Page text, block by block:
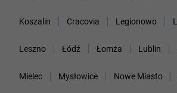
Koszalin Cracovia Legionowo
Leszno Łódź Łomża Lublin
Mielec Mysłowice Nowe Miasto